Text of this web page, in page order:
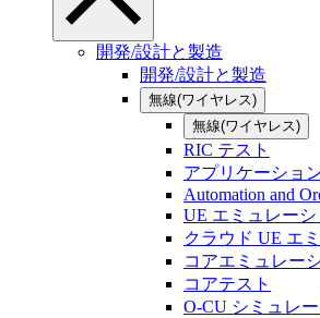
開発/設計と製造
開発/設計と製造
無線(ワイヤレス)
無線(ワイヤレス)
RIC テスト
アプリケーショ
Automation and
UE エミュレーシ
クラウド UE エ
コアエミュレー
コアテスト
O-CU シミュレ